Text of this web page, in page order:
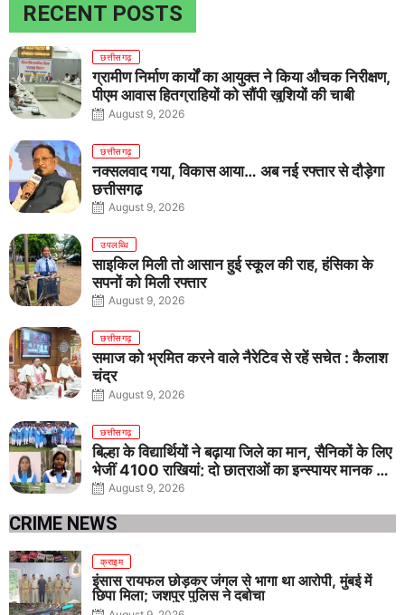
RECENT POSTS
छत्तीसगढ़
ग्रामीण निर्माण कार्यों का आयुक्त ने किया औचक निरीक्षण,
पीएम आवास हितग्राहियों को सौंपी खुशियों की चाबी
August 9, 2026
छत्तीसगढ़
नक्सलवाद गया, विकास आया… अब नई रफ्तार से दौड़ेगा
छत्तीसगढ़
August 9, 2026
उपलब्धि
साइकिल मिली तो आसान हुई स्कूल की राह, हंसिका के
सपनों को मिली रफ्तार
August 9, 2026
छत्तीसगढ़
समाज को भ्रमित करने वाले नैरेटिव से रहें सचेत : कैलाश
चंद्र
August 9, 2026
छत्तीसगढ़
बिल्हा के विद्यार्थियों ने बढ़ाया जिले का मान, सैनिकों के लिए
भेजीं 4100 राखियां; दो छात्राओं का इन्स्पायर मानक में
राष्ट्रीय चयन
August 9, 2026
CRIME NEWS
क्राइम
इंसास रायफल छोड़कर जंगल से भागा था आरोपी, मुंबई में
छिपा मिला; जशपुर पुलिस ने दबोचा